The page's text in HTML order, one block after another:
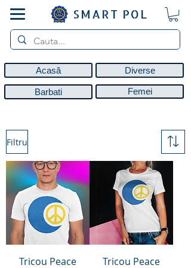
SMART POL
Acasă Diverse
Barbati Femei
Filtru
Tricou Peace
Tricou Peace